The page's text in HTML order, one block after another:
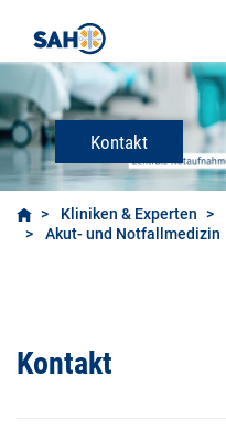
Kontakt
Kliniken & Experten
Akut- und Notfallmedizin
Kontakt